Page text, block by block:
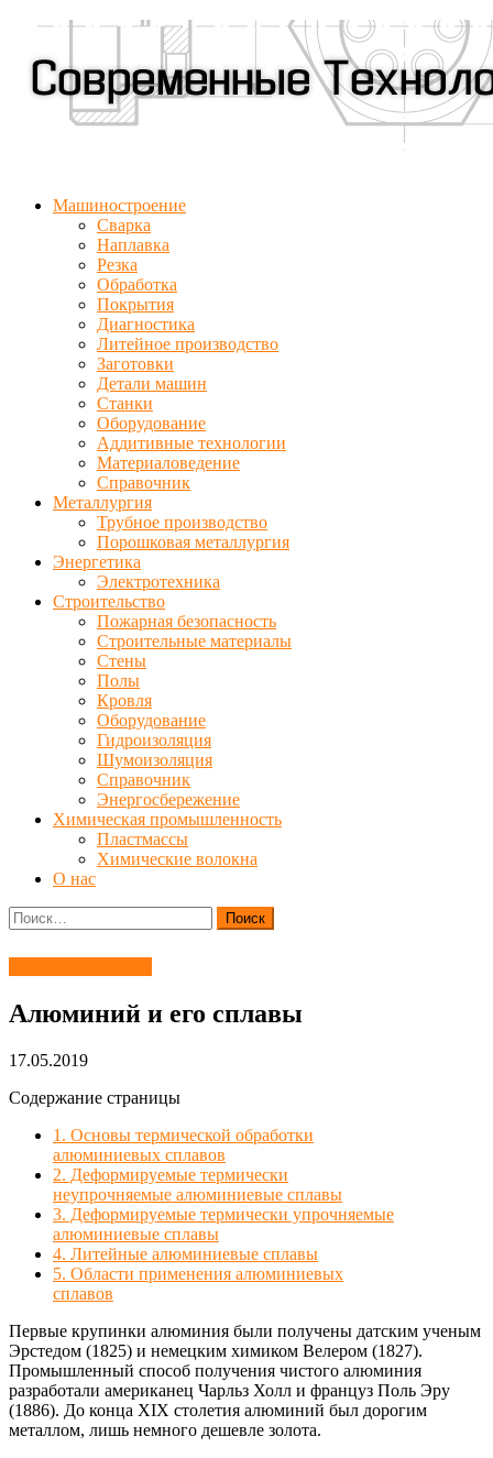
Машиностроение
Сварка
Наплавка
Резка
Обработка
Покрытия
Диагностика
Литейное производство
Заготовки
Детали машин
Станки
Оборудование
Аддитивные технологии
Материаловедение
Справочник
Металлургия
Трубное производство
Порошковая металлургия
Энергетика
Электротехника
Строительство
Пожарная безопасность
Строительные материалы
Стены
Полы
Кровля
Оборудование
Гидроизоляция
Шумоизоляция
Справочник
Энергосбережение
Химическая промышленность
Пластмассы
Химические волокна
О нас
Найти:
Алюминий и его сплавы
17.05.2019
Содержание страницы
1. Основы термической обработки
алюминиевых сплавов
2. Деформируемые термически
неупрочняемые алюминиевые сплавы
3. Деформируемые термически упрочняемые
алюминиевые сплавы
4. Литейные алюминиевые сплавы
5. Области применения алюминиевых
сплавов
Первые крупинки алюминия были получены датским ученым
Эрстедом (1825) и немецким химиком Велером (1827).
Промышленный способ получения чистого алюминия
разработали американец Чарльз Холл и француз Поль Эру
(1886). До конца ХIХ столетия алюминий был дорогим
металлом, лишь немного дешевле золота.